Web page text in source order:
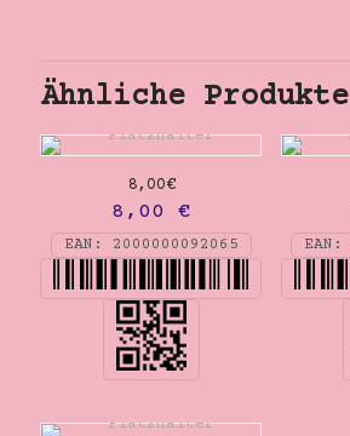
Ähnliche Produkte
8,00€
8,00 €
EAN: 2000000092065 EAN: